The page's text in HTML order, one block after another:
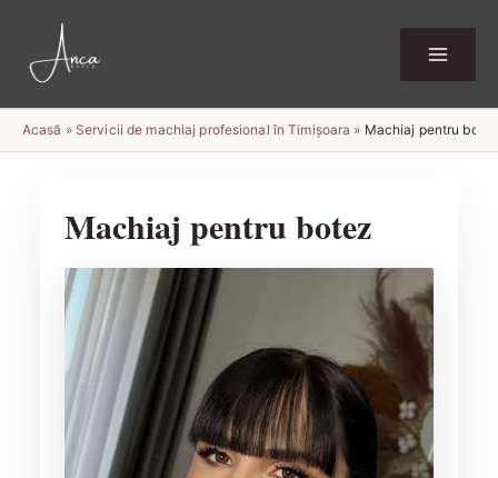
content
Acasă » Servicii de machiaj profesional în Timișoara » Machiaj pentru
Machiaj pentru botez